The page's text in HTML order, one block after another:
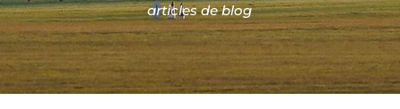
articles de blog